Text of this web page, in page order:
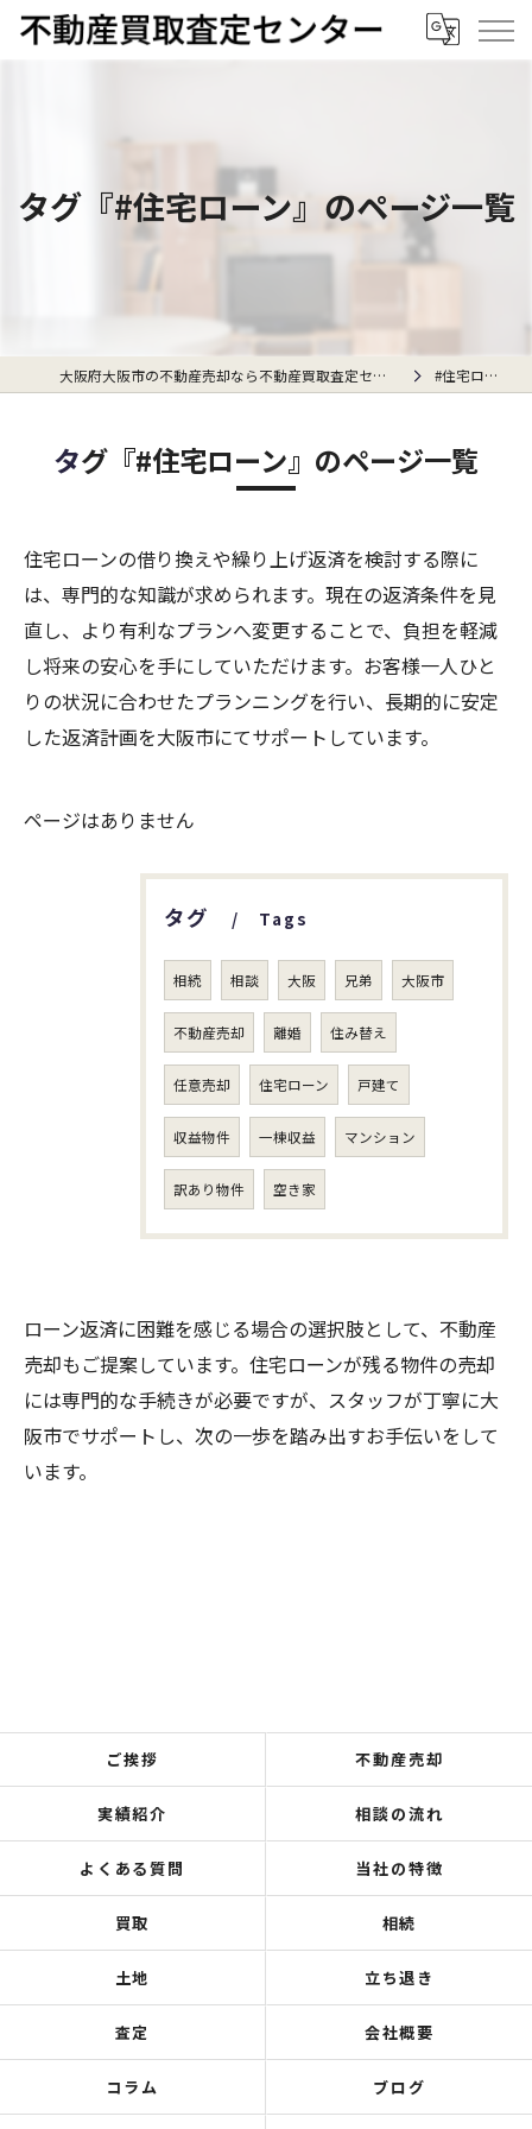
タグ『#住宅ローン』のページ一覧
大阪府大阪市の不動産売却なら不動産買取査定センター #住宅ローン
タグ『#住宅ローン』のページ一覧
住宅ローンの借り換えや繰り上げ返済を検討する際に
は、専門的な知識が求められます。現在の返済条件を見
直し、より有利なプランへ変更することで、負担を軽減
し将来の安心を手にしていただけます。お客様一人ひと
りの状況に合わせたプランニングを行い、長期的に安定
した返済計画を大阪市にてサポートしています。
ページはありません
タグ Tags
相続 相談 大阪 兄弟 大阪市
不動産売却 離婚 住み替え
任意売却 住宅ローン 戸建て
収益物件 一棟収益 マンション
訳あり物件 空き家
ローン返済に困難を感じる場合の選択肢として、不動産
売却もご提案しています。住宅ローンが残る物件の売却
には専門的な手続きが必要ですが、スタッフが丁寧に大
阪市でサポートし、次の一歩を踏み出すお手伝いをして
います。
ご挨拶 不動産売却
実績紹介 相談の流れ
よくある質問 当社の特徴
買取 相続
土地 立ち退き
査定 会社概要
コラム ブログ